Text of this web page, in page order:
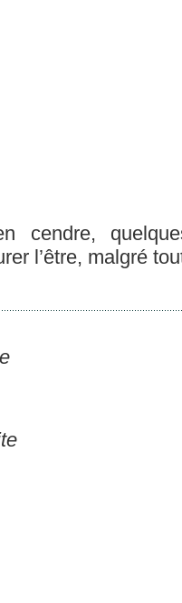
cendre,
l’être, malgré